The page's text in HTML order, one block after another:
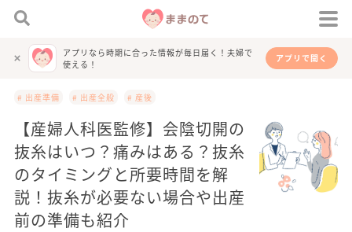
アプリなら時期に合った情報が毎日届く！夫婦で
使える！
アプリで開く
# 出産準備 # 出産全般 # 産後
【産婦人科医監修】会陰切開の
抜糸はいつ？痛みはある？抜糸
のタイミングと所要時間を解
説！抜糸が必要ない場合や出産
前の準備も紹介